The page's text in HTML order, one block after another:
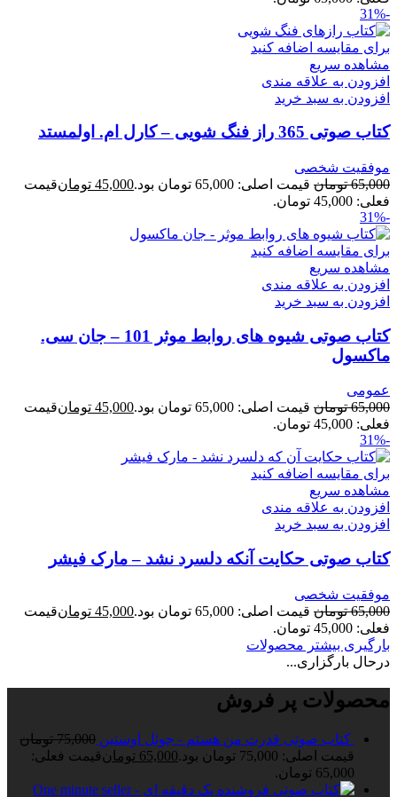
-31%
برای مقایسه اضافه کنید
مشاهده سریع
افزودن به علاقه مندی
افزودن به سبد خرید
کتاب صوتی 365 راز فنگ شویی – کارل ام. اولمستد
موفقیت شخصی
65,000 تومان قیمت اصلی: 65,000 تومان بود. 45,000 تومانقیمت
فعلی: 45,000 تومان.
-31%
برای مقایسه اضافه کنید
مشاهده سریع
افزودن به علاقه مندی
افزودن به سبد خرید
کتاب صوتی شیوه های روابط موثر 101 – جان سی.
ماکسول
عمومی
65,000 تومان قیمت اصلی: 65,000 تومان بود. 45,000 تومانقیمت
فعلی: 45,000 تومان.
-31%
برای مقایسه اضافه کنید
مشاهده سریع
افزودن به علاقه مندی
افزودن به سبد خرید
کتاب صوتی حکایت آنکه دلسرد نشد – مارک فیشر
موفقیت شخصی
65,000 تومان قیمت اصلی: 65,000 تومان بود. 45,000 تومانقیمت
فعلی: 45,000 تومان.
بارگیری بیشتر محصولات
درحال بارگزاری...
محصولات پر فروش
کتاب صوتی قدرت من هستم - جوئل اوستین 75,000 تومان
قیمت اصلی: 75,000 تومان بود.
65,000 تومانقیمت فعلی:
65,000 تومان.